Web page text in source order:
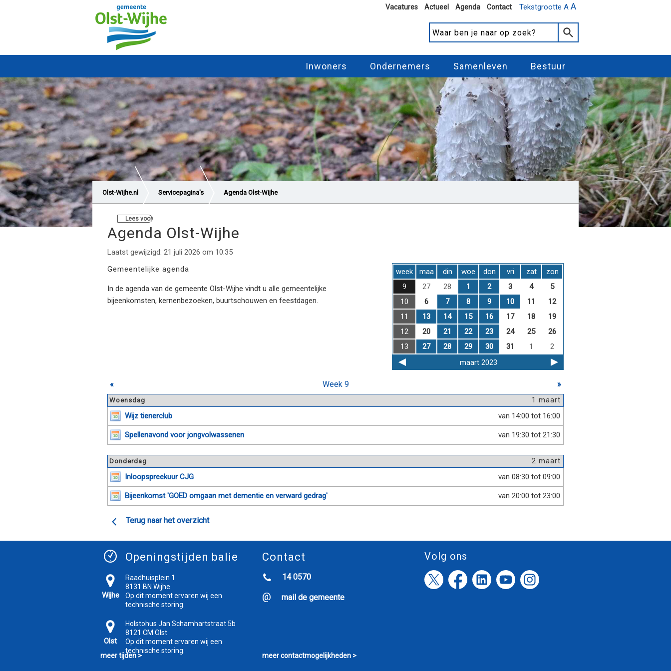
Tekstgrootte A A
Vacatures Actueel Agenda Contact
Inwoners Ondernemers Samenleven Bestuur
Olst-Wijhe.nl Servicepagina's Agenda Olst-Wijhe
Lees voor
Agenda Olst-Wijhe
Laatst gewijzigd: 21 juli 2026 om 10:35
Gemeentelijke agenda
In de agenda van de gemeente Olst-Wijhe vindt u alle gemeentelijke
bijeenkomsten, kernenbezoeken, buurtschouwen en feestdagen.
week maa din woe don vri zat
zon
9
27 28 1 2 3 4
5
10
6 7 8 9 10 11
12
11
13 14 15 16 17 18
19
12
20 21 22 23 24 25
26
13
27 28 29 30 31 1
2
maart 2023
« Week 9 »
1 maart
Woensdag
van 14:00 tot 16:00
Wijz tienerclub
van 19:30 tot 21:30
Spellenavond voor jongvolwassenen
2 maart
Donderdag
van 08:30 tot 09:00
Inloopspreekuur CJG
van 20:00 tot 23:00
Bijeenkomst 'GOED omgaan met dementie en verward gedrag'
Terug naar het overzicht
Openingstijden balie
Wijhe
Raadhuisplein 1
8131 BN Wijhe
Op dit moment ervaren wij een
technische storing.
Olst
Holstohus Jan Schamhartstraat 5b
8121 CM Olst
Op dit moment ervaren wij een
technische storing.
meer tijden >
Contact
14 0570
mail de gemeente
meer contactmogelijkheden >
Volg ons